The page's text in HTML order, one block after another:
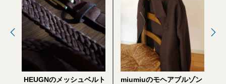
HEUGNのメッシュベルト miumiuのモヘアブルゾン